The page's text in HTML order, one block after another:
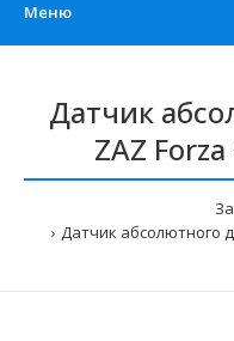
Меню
Датчик
ZAZ
Датчик абсолютного